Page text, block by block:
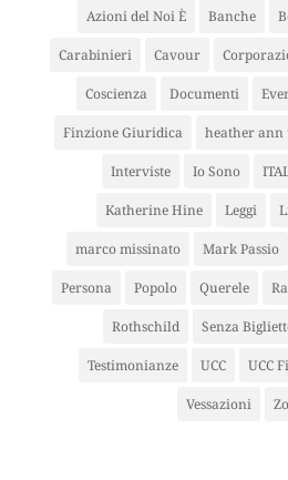
Azioni del Noi È Banche
Carabinieri Cavour
Coscienza Documenti
Finzione Giuridica heather ann
Interviste Io Sono
Katherine Hine Leggi
marco missinato Mark Passio
Persona Popolo Querele
Rothschild Senza
Testimonianze UCC UCC
Vessazioni